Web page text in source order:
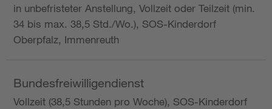
in unbefristeter Anstellung, Vollzeit oder Teilzeit (min.
34 bis max. 38,5 Std./Wo.), SOS-Kinderdorf
Oberpfalz, Immenreuth
Bundesfreiwilligendienst
Vollzeit (38,5 Stunden pro Woche), SOS-Kinderdorf